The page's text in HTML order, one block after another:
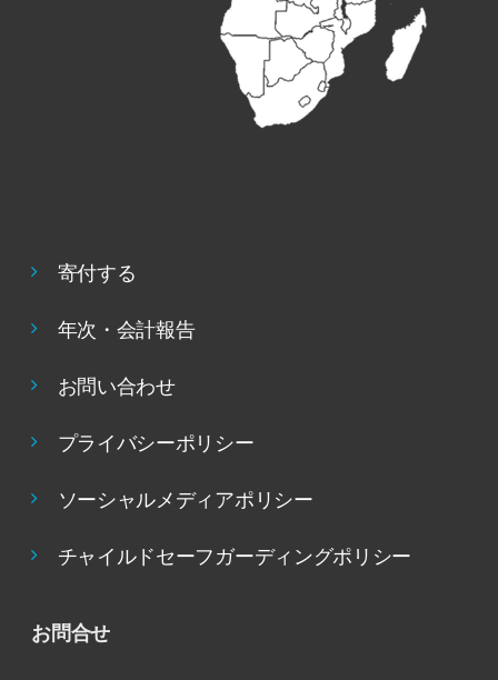
寄付する
年次・会計報告
お問い合わせ
プライバシーポリシー
ソーシャルメディアポリシー
チャイルドセーフガーディングポリシー
お問合せ